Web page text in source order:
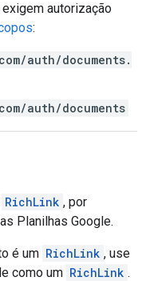
autorização
:
auth/documents.
auth/documents
RichLink , por
Planilhas Google.
é um RichLink , use
como um RichLink .